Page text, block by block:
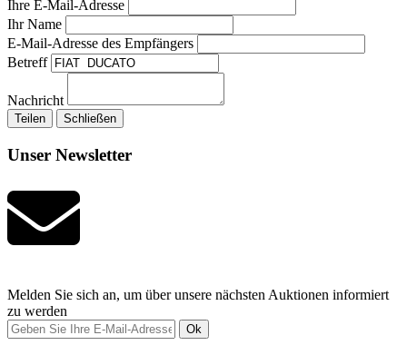
Ihre E-Mail-Adresse
Ihr Name
E-Mail-Adresse des Empfängers
Betreff
Nachricht
Teilen Schließen
Unser Newsletter
Melden Sie sich an, um über unsere nächsten Auktionen informiert
zu werden
Ok